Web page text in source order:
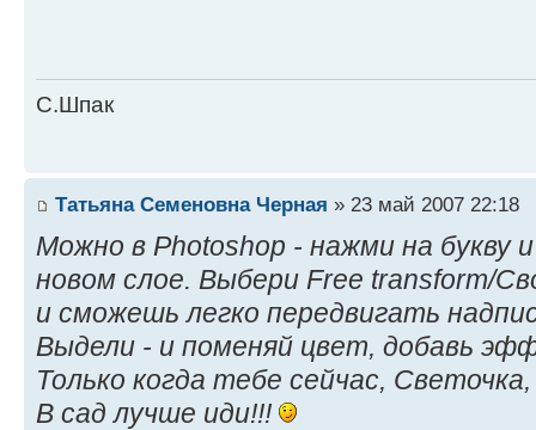
С.Шпак
Татьяна Семеновна Черная » 23 май 2007 22:18
Можно в Photoshop - нажми на букву
новом слое. Выбери Free transform/
и сможешь легко передвигать
Выдели - и поменяй цвет, добавь
Только когда тебе сейчас,
В сад лучше иди!!!